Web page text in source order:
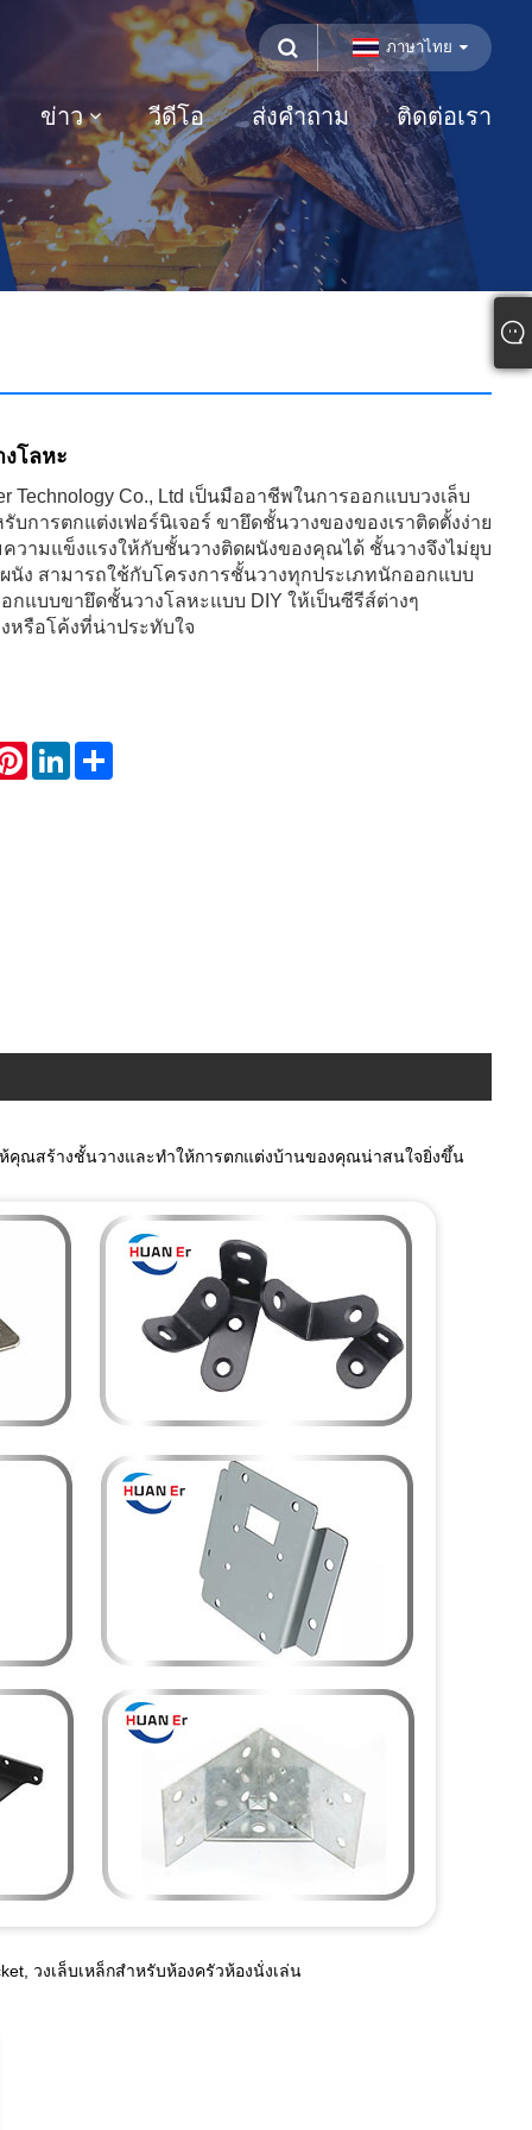
ภาษาไทย
ข่าว วีดีโอ ส่งคำถาม ติดต่อเรา
โลหะ
Technology Co., Ltd เป็นมืออาชีพในการออกแบบวงเล็บ
บการตกแต่งเฟอร์นิเจอร์ ขายึดชั้นวางของของเราติดตั้งง่าย
ความแข็งแรงให้กับชั้นวางติดผนังของคุณได้ ชั้นวางจึงไม่ยุบ
นัง สามารถใช้กับโครงการชั้นวางทุกประเภทนักออกแบบ
กแบบขายึดชั้นวางโลหะแบบ DIY ให้เป็นซีรีส์ต่างๆ
หรือโค้งที่น่าประทับใจ
PinterestLinkedIn
คุณสร้างชั้นวางและทำให้การตกแต่งบ้านของคุณน่าสนใจยิ่งขึ้น
วงเล็บเหล็กสำหรับห้องครัวห้องนั่งเล่น